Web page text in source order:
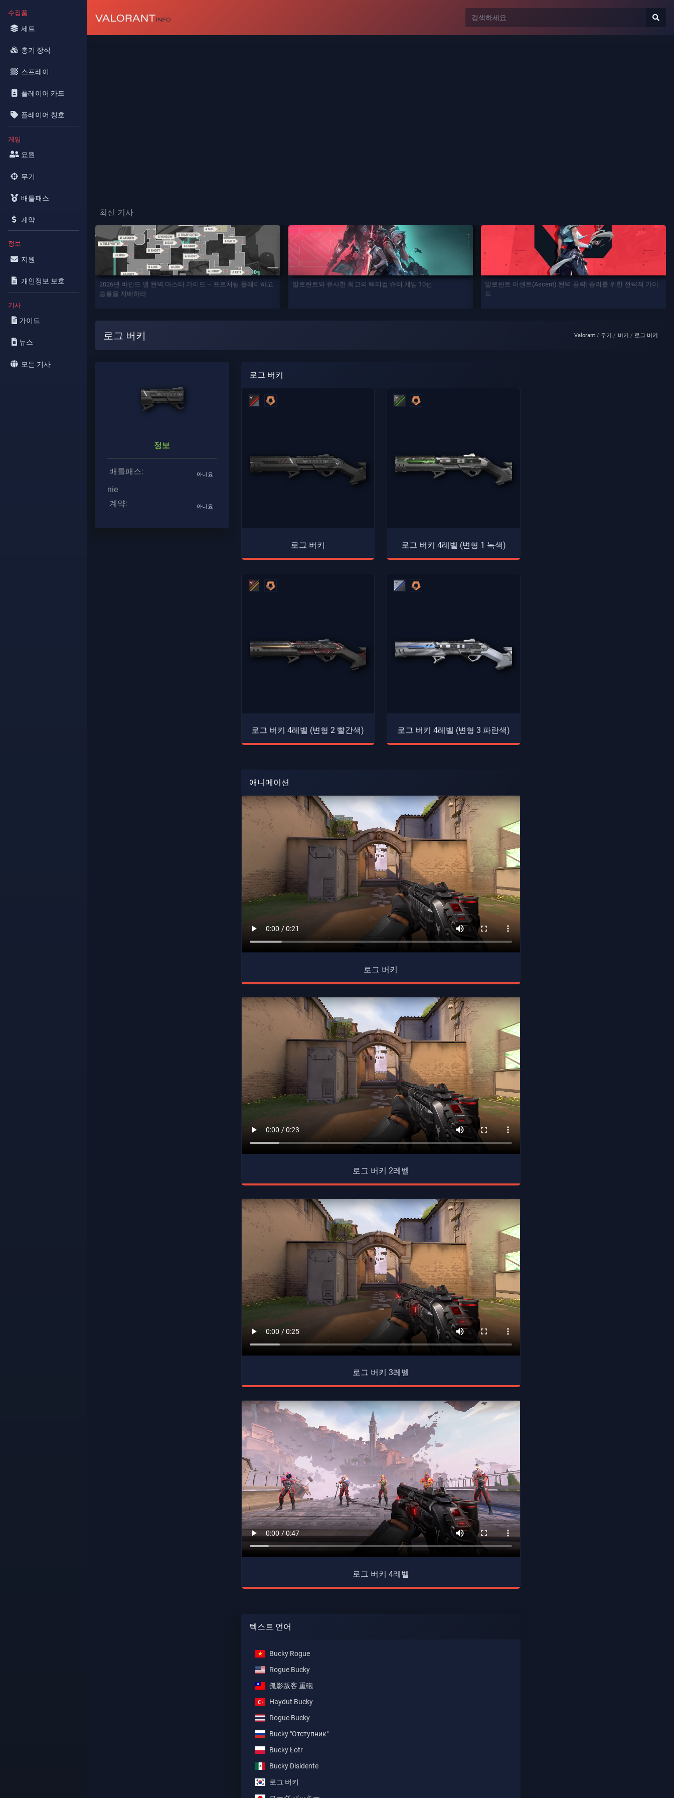
수집품
세트
총기 장식
스프레이
플레이어 카드
플레이어 칭호
게임
요원
무기
배틀패스
계약
정보
지원
개인정보 보호
기사
가이드
뉴스
모든 기사
최신 기사
2026년 바인드 맵 완벽 마스터 가이드 – 프로처럼 플레이하고
승률을 지배하라
발로란트와 유사한 최고의 택티컬 슈터 게임 10선
발로란트 어센트(Ascent) 완벽 공략: 승리를 위한 전략적 가이
드
로그 버키 Valorant 무기 버키 로그 버키
정보
배틀패스: 아니요
nie
계약:
아니요
로그 버키
로그 버키 로그 버키 4레벨 (변형 1 녹색)
로그 버키 4레벨 (변형 2 빨간색) 로그 버키 4레벨 (변형 3 파란색)
애니메이션
로그 버키
로그 버키 2레벨
로그 버키 3레벨
로그 버키 4레벨
텍스트 언어
Bucky Rogue
Rogue Bucky
孤影叛客 重砲
Haydut Bucky
Rogue Bucky
Bucky "Отступник"
Bucky Łotr
Bucky Disidente
로그 버키